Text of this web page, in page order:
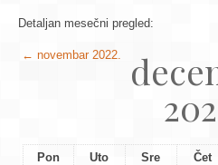
Jezik
Prijava)
Detaljan mesečni pregled:
← novembar 2022.
Pon Uto Sre Čet